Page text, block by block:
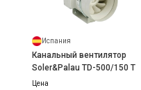
Испания
Канальный вентилятор
Soler&Palau TD-500/150 T
Цена